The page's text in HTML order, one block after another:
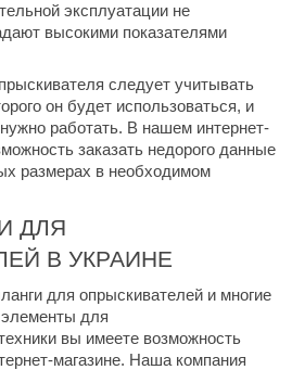
эксплуатации не
высокими показателями
следует учитывать
он будет использоваться, и
работать. В нашем интернет-
заказать недорого данные
размерах в необходимом
ДЛЯ
В УКРАИНЕ
для опрыскивателей и многие
для
вы имеете возможность
магазине. Наша компания